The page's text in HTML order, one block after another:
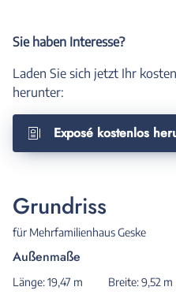
Sie haben Interesse?
Laden Sie sich jetzt Ihr
herunter:
Exposé kostenlos
Grundriss
für Mehrfamilienhaus Geske
Außenmaße
Länge: 19,47 m Breite: 9,52 m